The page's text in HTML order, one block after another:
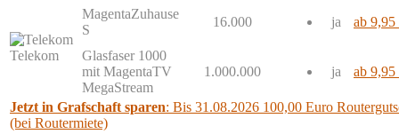
Telekom
MagentaZuhause
S
16.000 ja ab 9,95
Glasfaser 1000
mit MagentaTV
MegaStream
1.000.000 ja ab 9,95
Jetzt in Grafschaft sparen: Bis 31.08.2026 100,00 Euro
(bei Routermiete)